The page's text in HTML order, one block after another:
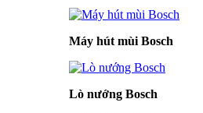
Máy hút mùi Bosch
Lò nướng Bosch